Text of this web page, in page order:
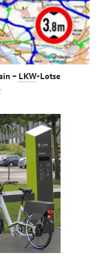
– LKW-Lotse